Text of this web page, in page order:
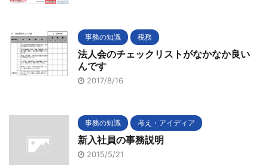
事務の知識 税務
法人会のチェックリストがなかなか良い
んです
2017/8/16
事務の知識 考え・アイディア
新入社員の事務説明
2015/5/21